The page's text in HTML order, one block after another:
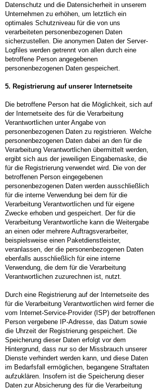
Datenschutz und die Datensicherheit in unserem
Unternehmen zu erhöhen, um letztlich ein
optimales Schutzniveau für die von uns
verarbeiteten personenbezogenen Daten
sicherzustellen. Die anonymen Daten der Server-
Logfiles werden getrennt von allen durch eine
betroffene Person angegebenen
personenbezogenen Daten gespeichert.
5. Registrierung auf unserer Internetseite
Die betroffene Person hat die Möglichkeit, sich auf
der Internetseite des für die Verarbeitung
Verantwortlichen unter Angabe von
personenbezogenen Daten zu registrieren. Welche
personenbezogenen Daten dabei an den für die
Verarbeitung Verantwortlichen übermittelt werden,
ergibt sich aus der jeweiligen Eingabemaske, die
für die Registrierung verwendet wird. Die von der
betroffenen Person eingegebenen
personenbezogenen Daten werden ausschließlich
für die interne Verwendung bei dem für die
Verarbeitung Verantwortlichen und für eigene
Zwecke erhoben und gespeichert. Der für die
Verarbeitung Verantwortliche kann die Weitergabe
an einen oder mehrere Auftragsverarbeiter,
beispielsweise einen Paketdienstleister,
veranlassen, der die personenbezogenen Daten
ebenfalls ausschließlich für eine interne
Verwendung, die dem für die Verarbeitung
Verantwortlichen zuzurechnen ist, nutzt.
Durch eine Registrierung auf der Internetseite des
für die Verarbeitung Verantwortlichen wird ferner die
vom Internet-Service-Provider (ISP) der betroffenen
Person vergebene IP-Adresse, das Datum sowie
die Uhrzeit der Registrierung gespeichert. Die
Speicherung dieser Daten erfolgt vor dem
Hintergrund, dass nur so der Missbrauch unserer
Dienste verhindert werden kann, und diese Daten
im Bedarfsfall ermöglichen, begangene Straftaten
aufzuklären. Insofern ist die Speicherung dieser
Daten zur Absicherung des für die Verarbeitung